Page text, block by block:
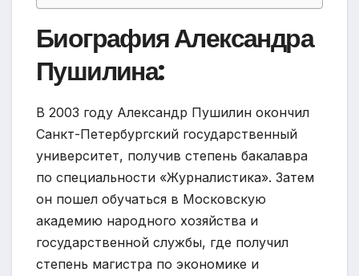
Биография Александра
Пушилина:
В 2003 году Александр Пушилин окончил
Санкт-Петербургский государственный
университет, получив степень бакалавра
по специальности «Журналистика». Затем
он пошел обучаться в Московскую
академию народного хозяйства и
государственной службы, где получил
степень магистра по экономике и